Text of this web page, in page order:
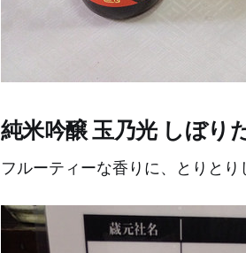
純米吟醸 玉乃光 しぼり
フルーティーな香りに、とりとり